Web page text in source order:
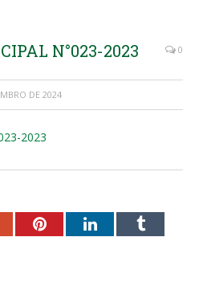
N°023-2023 0
DE 2024
2023
PinterestLinkedInTumblr